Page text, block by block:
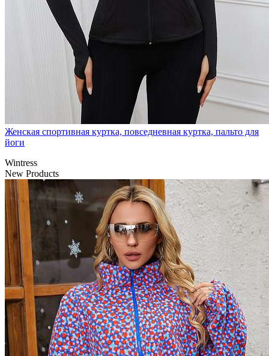
Женская спортивная куртка, повседневная куртка, пальто для
йоги
Wintress
New Products